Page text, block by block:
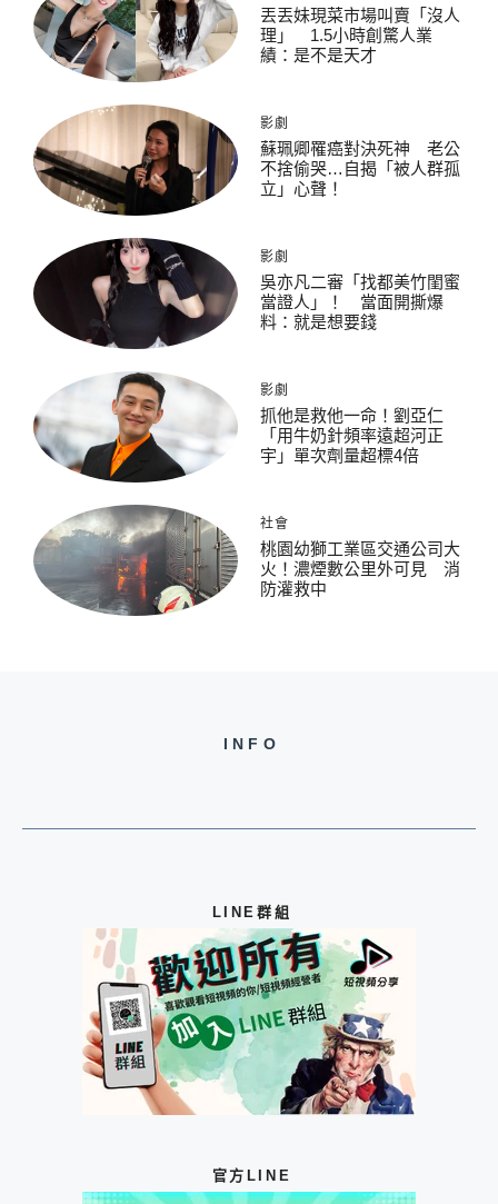
丟丟妹現菜市場叫賣「沒人
理」 1.5小時創驚人業
績：是不是天才
影劇
蘇珮卿罹癌對決死神 老公
不捨偷哭…自揭「被人群孤
立」心聲！
影劇
吳亦凡二審「找都美竹閨蜜
當證人」！ 當面開撕爆
料：就是想要錢
影劇
抓他是救他一命！劉亞仁
「用牛奶針頻率遠超河正
宇」單次劑量超標4倍
社會
桃園幼獅工業區交通公司大
火！濃煙數公里外可見 消
防灌救中
INFO
LINE群組
官方LINE